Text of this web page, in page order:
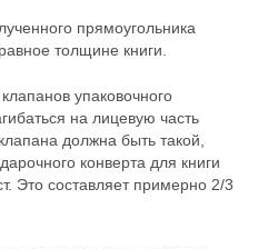
прямоугольника
толщине книги.
упаковочного
на лицевую часть
должна быть такой,
конверта для книги
Это составляет примерно 2/3